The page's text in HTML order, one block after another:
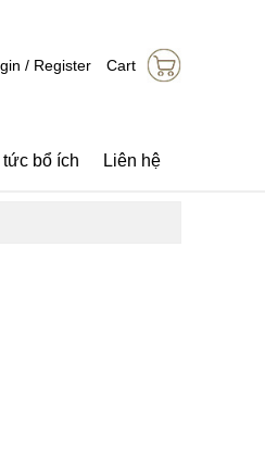
/ Register Cart
tức bổ ích Liên hệ